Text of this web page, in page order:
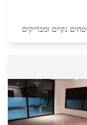
נקיים ומבריקים